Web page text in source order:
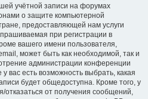
учётной записи на форумах
о защите компьютерной
предоставляющей нам услуги
при регистрации в
вашего имени пользователя,
может быть как необходимой, так и
администрации конференции
вас есть возможность выбрать, какая
будет общедоступна. Кроме того, у
отказаться от получения сообщений,